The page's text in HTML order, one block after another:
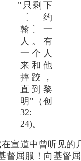
"只剩下
〔约
翰〕一
人。有
一个人
来和他
摔跤，
直到黎
明"（创
32:
24)。
宣道中曾听见的
督屈服！向基督